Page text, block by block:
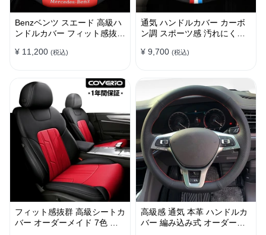
Benzベンツ スエード 高級ハ
ンドルカバー フィット感抜群
38CM
¥ 11,200 (税込)
通気 ハンドルカバー カーボ
ン調 スポーツ感 汚れにくい
け簡単 38CM
¥ 9,700 (税込)
フィット感抜群 高級シートカ
バー オーダーメイド 7色 防
高級感 通気 本革 ハンドルカ
バー 編み込み式 オーダーメ